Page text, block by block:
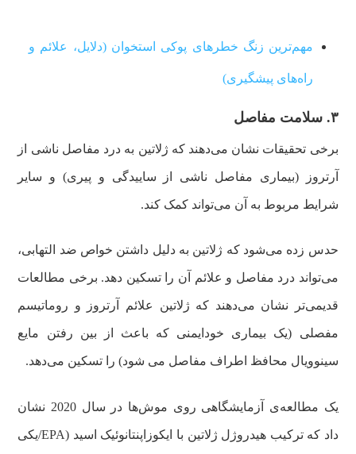
مهم‌ترین زنگ خطرهای پوکی استخوان (دلایل، علائم و
راه‌های پیشگیری)
۳. سلامت مفاصل
برخی تحقیقات نشان می‌دهند که ژلاتین به درد مفاصل ناشی از
آرتروز (بیماری مفاصل ناشی از ساییدگی و پیری) و سایر
شرایط مربوط به آن می‌تواند کمک کند.
حدس زده می‌شود که ژلاتین به دلیل داشتن خواص ضد التهابی،
می‌تواند درد مفاصل و علائم آن را تسکین دهد. برخی مطالعات
قدیمی‌تر نشان می‌دهند که ژلاتین علائم آرتروز و روماتیسم
مفصلی (یک بیماری خودایمنی که باعث از بین رفتن مایع
سینوویال محافظ اطراف مفاصل می شود) را تسکین می‌دهد.
یک مطالعه‌ی آزمایشگاهی روی موش‌ها در سال 2020 نشان
داد که ترکیب هیدروژل ژلاتین با ایکوزاپنتانوئیک اسید (EPA/یکی